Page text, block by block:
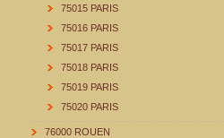
75015 PARIS
75016 PARIS
75017 PARIS
75018 PARIS
75019 PARIS
75020 PARIS
76000 ROUEN